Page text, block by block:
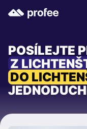
POSÍLEJTE
Z
DO